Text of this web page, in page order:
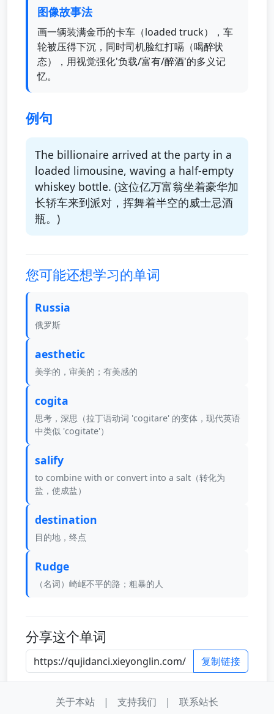
图像故事法
画一辆装满金币的卡车（loaded truck），车
轮被压得下沉，同时司机脸红打嗝（喝醉状
态），用视觉强化'负载/富有/醉酒'的多义记
忆。
例句
The billionaire arrived at the party in a
loaded limousine, waving a half-empty
whiskey bottle. (这位亿万富翁坐着豪华加
长轿车来到派对，挥舞着半空的威士忌酒
瓶。)
您可能还想学习的单词
Russia
俄罗斯
aesthetic
美学的，审美的；有美感的
cogita
思考，深思（拉丁语动词 'cogitare' 的变体，现代英语
中类似 'cogitate'）
salify
to combine with or convert into a salt（转化为
盐，使成盐）
destination
目的地，终点
Rudge
（名词）崎岖不平的路；粗暴的人
分享这个单词
复制链接
关于本站 | 支持我们 | 联系站长